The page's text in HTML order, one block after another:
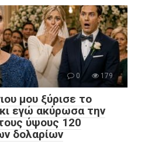
0 179
μου ξύρισε το
εγώ ακύρωσα την
ύψους 120
δολαρίων